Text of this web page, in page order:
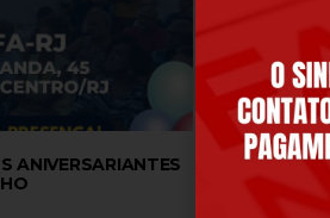
ANIVERSARIANTES